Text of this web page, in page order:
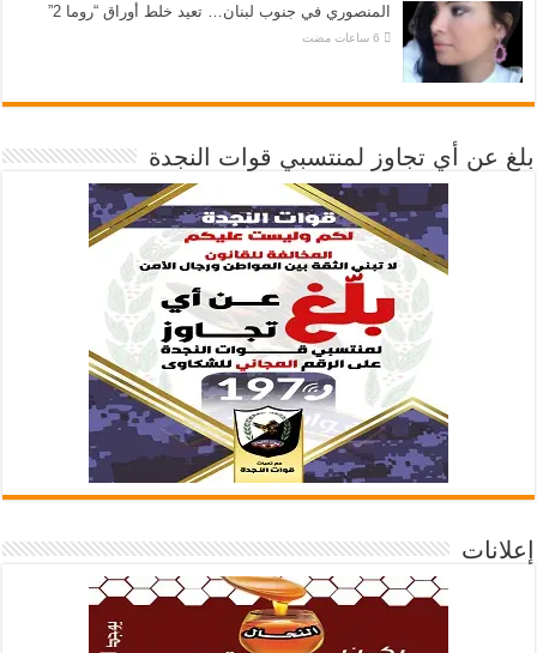
المنصوري في جنوب لبنان… تعيد خلط أوراق “روما 2”
بلغ عن أي تجاوز لمنتسبي قوات النجدة
إعلانات